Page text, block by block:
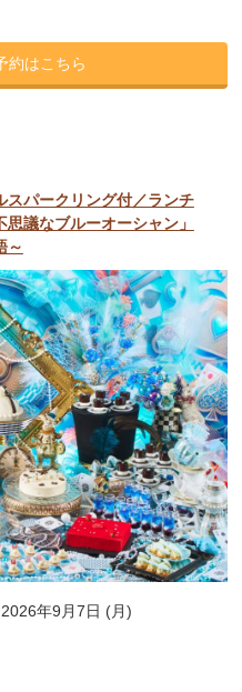
約はこちら
スパークリング付／ランチ
議なブルーオーシャン」
～
年9月7日 (月)